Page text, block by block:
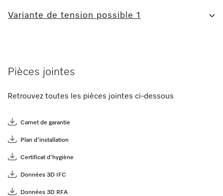
Variante de tension possible 1
Pièces jointes
Retrouvez toutes les pièces jointes ci-dessous
Carnet de garantie
Plan d'installation
Certificat d'hygiène
Données 3D IFC
Données 3D RFA